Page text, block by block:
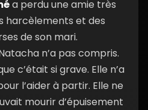
a perdu une amie très
harcèlements et des
de son mari.
n’a pas compris.
c’était si grave. Elle n’a
l’aider à partir. Elle ne
mourir d’épuisement